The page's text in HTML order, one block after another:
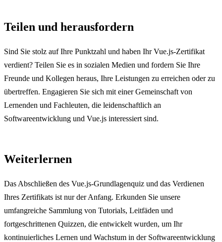
Teilen und herausfordern
Sind Sie stolz auf Ihre Punktzahl und haben Ihr Vue.js-Zertifikat
verdient? Teilen Sie es in sozialen Medien und fordern Sie Ihre
Freunde und Kollegen heraus, Ihre Leistungen zu erreichen oder zu
übertreffen. Engagieren Sie sich mit einer Gemeinschaft von
Lernenden und Fachleuten, die leidenschaftlich an
Softwareentwicklung und Vue.js interessiert sind.
Weiterlernen
Das Abschließen des Vue.js-Grundlagenquiz und das Verdienen
Ihres Zertifikats ist nur der Anfang. Erkunden Sie unsere
umfangreiche Sammlung von Tutorials, Leitfäden und
fortgeschrittenen Quizzen, die entwickelt wurden, um Ihr
kontinuierliches Lernen und Wachstum in der Softwareentwicklung